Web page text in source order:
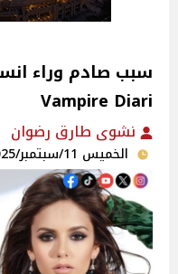
Vampire Diari
نشوى طارق رضوان
الخميس 11/سبتمبر/2025 - 11:00 ص